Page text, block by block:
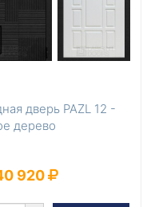
дверь PAZL 12 -
дерево
920